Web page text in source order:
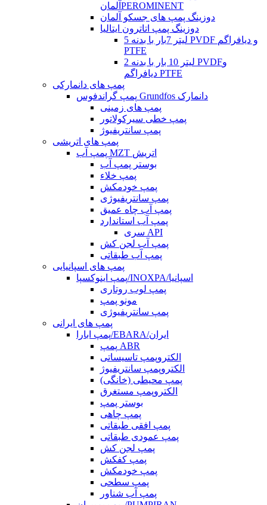
آلمانPEROMINENT
دوزینگ پمپ های جسکو آلمان
دوزینگ پمپ اتاترون ایتالیا
5 لیتر 7بار با بدنه PVDF و دیافراگم
PTFE
2 لیتر 10 بار با بدنه PVDFو
دیافراگم PTFE
پمپ های دانمارکی
پمپ گراندفوس Grundfos دانمارک
پمپ های زمینی
پمپ خطی سیرکولاتور
پمپ سانتریفیوژ
پمپ های اتریشی
پمپ آب MZT اتریش
بوستر پمپ آب
پمپ خلاء
پمپ خودمکش
پمپ سانتریفیوژی
پمپ آب چاه عمیق
پمپ آب استاندارد
سری API
پمپ آب لجن کش
پمپ آب طبقاتی
پمپ های اسپانیایی
پمپ اینوکسپا/INOXPA/اسپانیا
پمپ لوب روتاری
مونو پمپ
پمپ سانتریفیوژی
پمپ های ایرانی
پمپ ابارا/EBARA/ایران
پمپ ABR
الکتروپمپ تاسیساتی
الکتروپمپ سانتریفیوژ
پمپ محیطی (خانگی)
الکتروپمپ مستغرق
بوستر پمپ
پمپ چاهی
پمپ افقی طبقاتی
پمپ عمودی طبقاتی
پمپ لجن کش
پمپ کفکش
پمپ خودمکش
پمپ سطحی
پمپ آب شناور